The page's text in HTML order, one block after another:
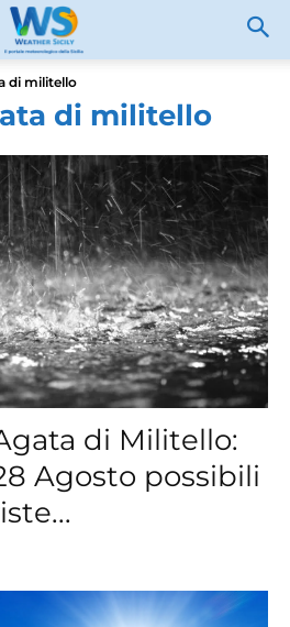
di militello
di militello
di Militello:
Agosto possibili